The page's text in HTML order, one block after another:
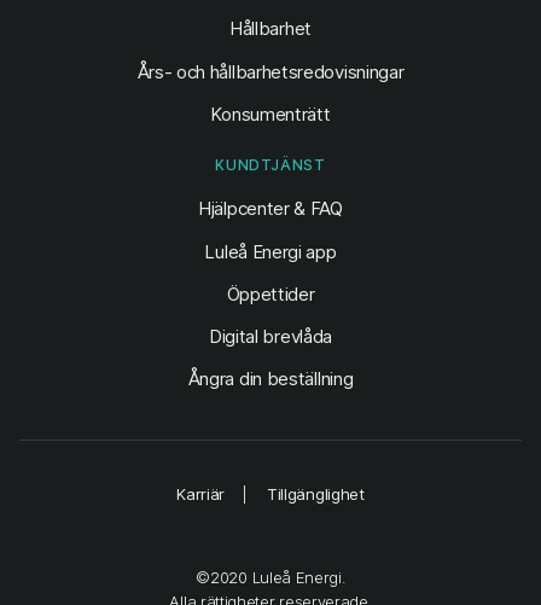
Hållbarhet
Års- och hållbarhetsredovisningar
Konsumenträtt
KUNDTJÄNST
Hjälpcenter & FAQ
Luleå Energi app
Öppettider
Digital brevlåda
Ångra din beställning
©2020 Luleå Energi.
Karriär Tillgänglighet